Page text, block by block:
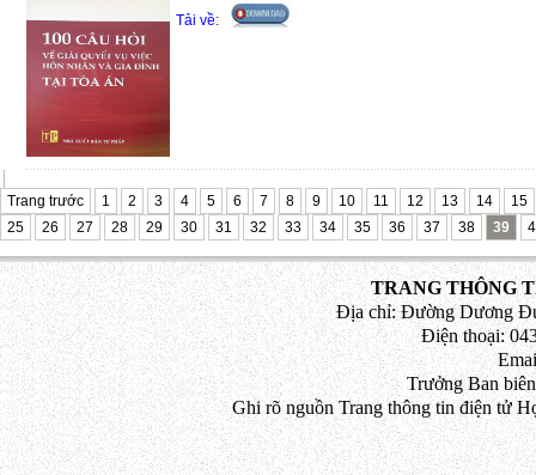
Tải về:
Trang trước 1 2 3 4 5 6 7 8 9 10 11 12 13 14
15
25
26 27 28 29 30 31 32 33 34 35 36 37 38 39
TRANG THÔNG
Địa chỉ: Đường Dương
Điện thoại:
Trưởng Ban
Ghi rõ nguồn Trang thông tin điện tử